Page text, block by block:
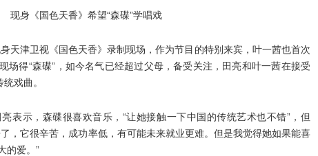
现身《国色天香》希望“森碟”学唱戏
津卫视《国色天香》录制现场，作为节目的特别来宾，叶一茜也首次
场得“森碟”，如今名气已经超过父母，备受关注，田亮和叶一茜在接受
戏曲。
示，森碟很喜欢音乐，“让她接触一下中国的传统艺术也不错”，但
，它很辛苦，成功率低，有可能未来就业更难。但是我觉得她如果能喜
的爱。”